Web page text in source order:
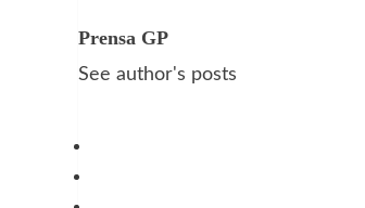
Prensa GP
See author's posts